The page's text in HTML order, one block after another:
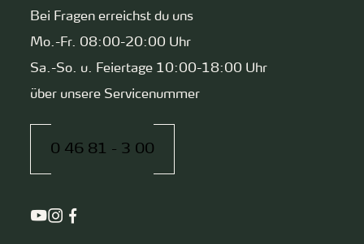
Bei Fragen erreichst du uns
Mo.-Fr. 08:00-20:00 Uhr
Sa.-So. u. Feiertage 10:00-18:00 Uhr
über unsere Servicenummer
0 46 81 - 3 00